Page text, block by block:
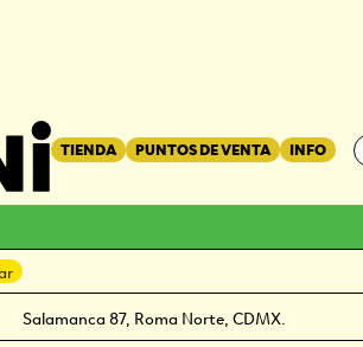
TIENDA PUNTOS DE VENTA INFO
FRESCAS: UMANI X
Salamanca 87, Roma Norte, CDMX.